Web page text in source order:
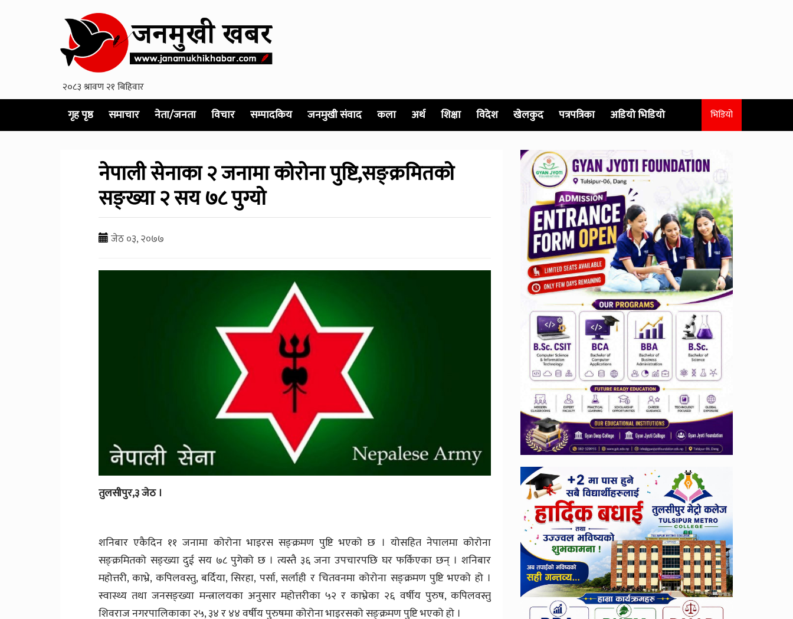
गृह पृष्ठ समाचार नेता/जनता विचार सम्पादकिय जनमुखी संवाद कला अर्थ शिक्षा विदेश खेलकुद पत्रपत्रिका अडियो भिडियो भिडियो
नेपाली सेनाका २ जनामा काेराेना पुष्टि,सङ्क्रमितकाे
सङ्ख्या २ सय ७८ पुग्याे
जेठ ०३, २०७७
तुलसीपुर,३ जेठ ।
शनिबार एकैदिन ११ जनामा कोरोना भाइरस सङ्क्रमण पुष्टि भएको छ । योसहित नेपालमा कोरोना
सङ्क्रमितको सङ्ख्या दुई सय ७८ पुगेको छ । त्यस्तै ३६ जना उपचारपछि घर फर्किएका छन् । शनिबार
महोत्तरी, काभ्रे, कपिलवस्तु, बर्दिया, सिरहा, पर्सा, सर्लाही र चितवनमा कोरोना सङ्क्रमण पुष्टि भएको हो ।
स्वास्थ्य तथा जनसङ्ख्या मन्त्रालयका अनुसार महोत्तरीका ५२ र काभ्रेका २६ वर्षीय पुरुष, कपिलवस्तु
शिवराज नगरपालिकाका २५, ३४ र ४४ वर्षीय पुरुषमा कोरोना भाइरसको सङ्क्रमण पुष्टि भएको हो ।